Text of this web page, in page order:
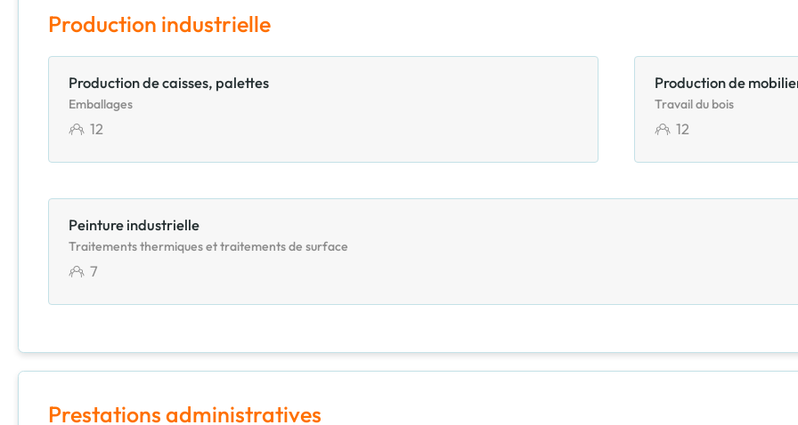
Production industrielle
Production de caisses, palettes
Emballages
12
Production de
Travail du bois
12
Peinture industrielle
Traitements thermiques et traitements de surface
7
Prestations administratives